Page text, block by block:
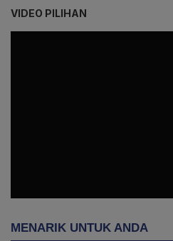
VIDEO PILIHAN